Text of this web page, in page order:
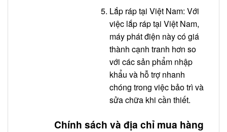
Lắp ráp tại Việt Nam: Với
việc lắp ráp tại Việt Nam,
máy phát điện này có giá
thành cạnh tranh hơn so
với các sản phẩm nhập
khẩu và hỗ trợ nhanh
chóng trong việc bảo trì và
sửa chữa khi cần thiết.
Chính sách và địa chỉ mua hàng